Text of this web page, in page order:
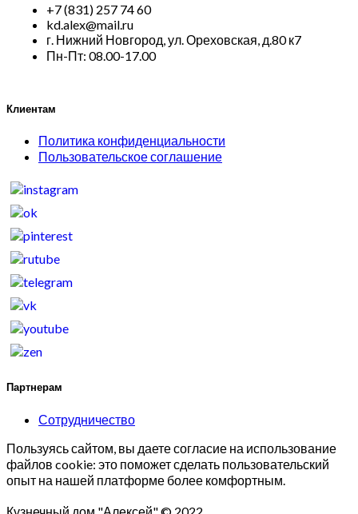
+7 (831) 257 74 60
kd.alex@mail.ru
г. Нижний Новгород, ул. Ореховская, д.80 к7
Пн-Пт: 08.00-17.00
Клиентам
Политика конфиденциальности
Пользовательское соглашение
Партнерам
Сотрудничество
Пользуясь сайтом, вы даете согласие на использование
файлов cookie: это поможет сделать пользовательский
опыт на нашей платформе более комфортным.
Кузнечный дом "Алексей" © 2022